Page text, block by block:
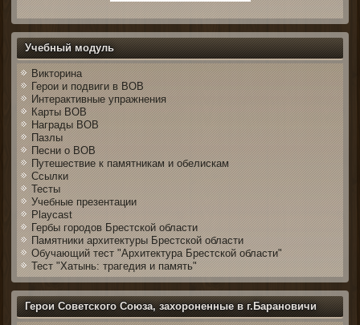
Учебный модуль
Викторина
Герои и подвиги в ВОВ
Интерактивные упражнения
Карты ВОВ
Награды ВОВ
Пазлы
Песни о ВОВ
Путешествие к памятникам и обелискам
Ссылки
Тесты
Учебные презентации
Playcast
Гербы городов Брестской области
Памятники архитектуры Брестской области
Обучающий тест "Архитектура Брестской области"
Тест "Хатынь: трагедия и память"
Герои Советского Союза, захороненные в г.Барановичи